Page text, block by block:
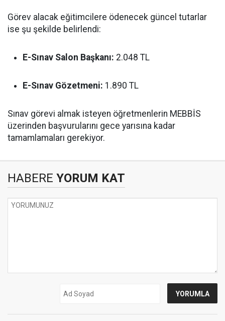
Görev alacak eğitimcilere ödenecek güncel tutarlar
ise şu şekilde belirlendi:
E-Sınav Salon Başkanı: 2.048 TL
E-Sınav Gözetmeni: 1.890 TL
Sınav görevi almak isteyen öğretmenlerin MEBBİS
üzerinden başvurularını gece yarısına kadar
tamamlamaları gerekiyor.
HABERE YORUM KAT